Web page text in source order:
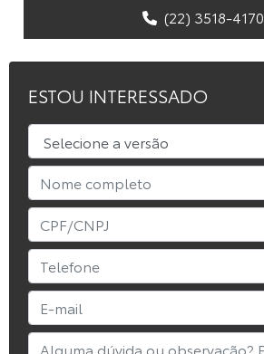
ESTOU INTERESSADO
(22) 3518-4170